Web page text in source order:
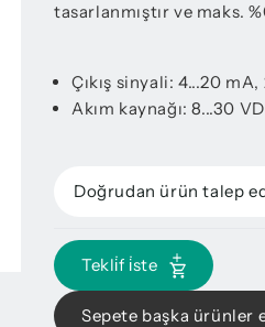
tasarlanmıştır ve maks.
Çıkış sinyali: 4...20
Akım kaynağı: 8...30
Doğrudan ürün talep
Tekli̇f i̇ste
Sepete başka ürünler